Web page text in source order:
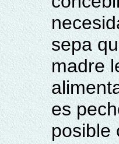
sepa
madre
es
posible